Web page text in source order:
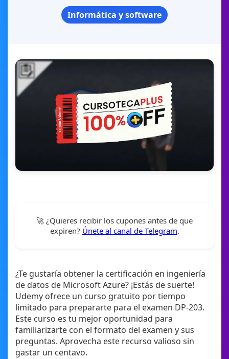
Informática y software
🚀 ¿Quieres recibir los cupones antes de que
expiren? Únete al canal de Telegram.
¿Te gustaría obtener la certificación en ingeniería
de datos de Microsoft Azure? ¡Estás de suerte!
Udemy ofrece un curso gratuito por tiempo
limitado para prepararte para el examen DP-203.
Este curso es tu mejor oportunidad para
familiarizarte con el formato del examen y sus
preguntas. Aprovecha este recurso valioso sin
gastar un centavo.